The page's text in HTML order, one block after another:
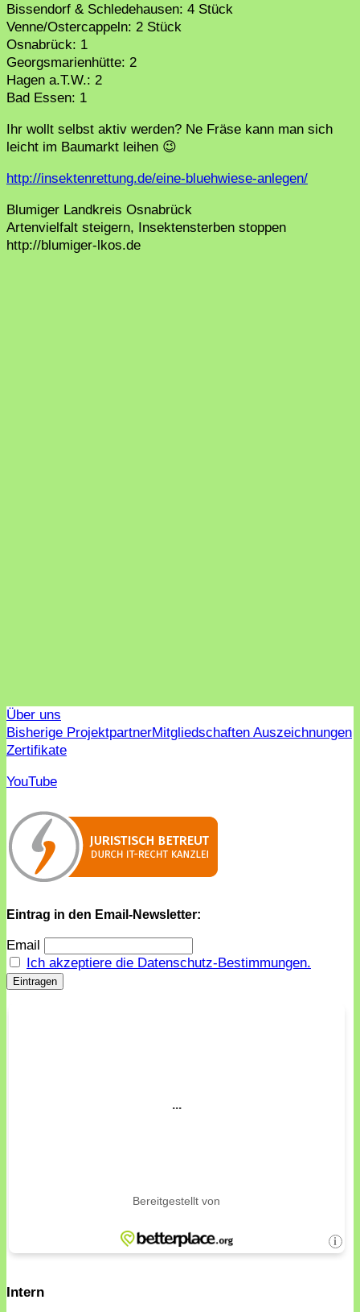
Bissendorf & Schledehausen: 4 Stück
Venne/Ostercappeln: 2 Stück
Osnabrück: 1
Georgsmarienhütte: 2
Hagen a.T.W.: 2
Bad Essen: 1
Ihr wollt selbst aktiv werden? Ne Fräse kann man sich
leicht im Baumarkt leihen 😉
http://insektenrettung.de/eine-bluehwiese-anlegen/
Blumiger Landkreis Osnabrück
Artenvielfalt steigern, Insektensterben stoppen
http://blumiger-lkos.de
Über uns
Bisherige ProjektpartnerMitgliedschaften Auszeichnungen
Zertifikate
YouTube
Eintrag in den Email-Newsletter:
Email
Ich akzeptiere die Datenschutz-Bestimmungen.
Intern